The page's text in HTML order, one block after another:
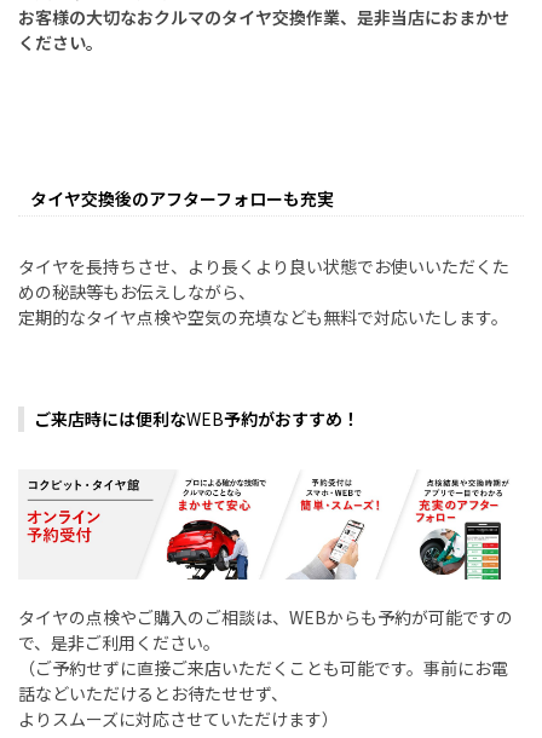
お客様の大切なおクルマのタイヤ交換作業、是非当店におまかせ
ください。
タイヤ交換後のアフターフォローも充実
タイヤを長持ちさせ、より長くより良い状態でお使いいただくた
めの秘訣等もお伝えしながら、
定期的なタイヤ点検や空気の充填なども無料で対応いたします。
ご来店時には便利なWEB予約がおすすめ！
タイヤの点検やご購入のご相談は、 WEBからも予約が可能ですの
で、是非ご利用ください。
（ご予約せずに直接ご来店いただくことも可能です。事前にお電
話などいただけるとお待たせせず、
よりスムーズに対応させていただけます）